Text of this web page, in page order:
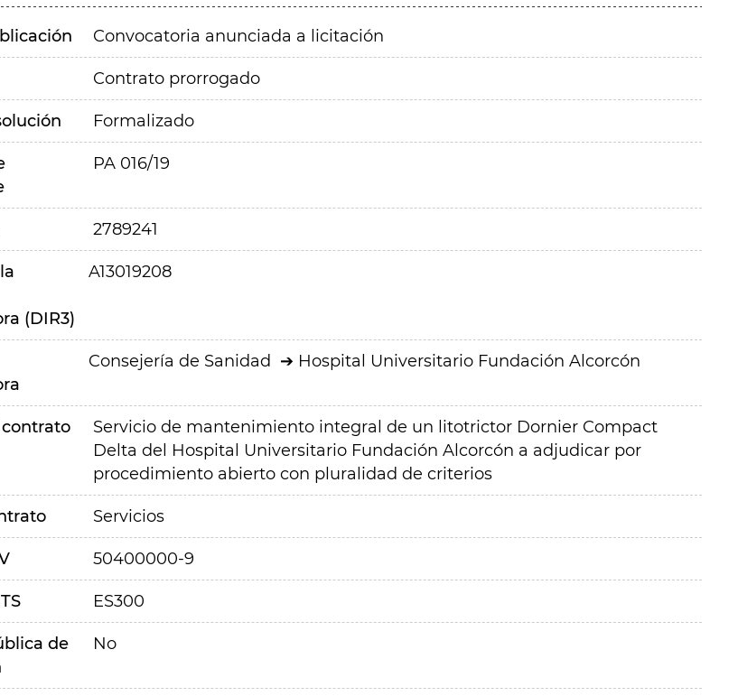
Convocatoria anunciada a licitación
Contrato prorrogado
Formalizado
PA 016/19
2789241
(DIR3)
A13019208
Consejería de Sanidad Hospital Universitario Fundación Alcorcón
Servicio de mantenimiento integral de un litotrictor Dornier Compact
Delta del Hospital Universitario Fundación Alcorcón a adjudicar por
procedimiento abierto con pluralidad de criterios
Servicios
50400000-9
ES300
de
No